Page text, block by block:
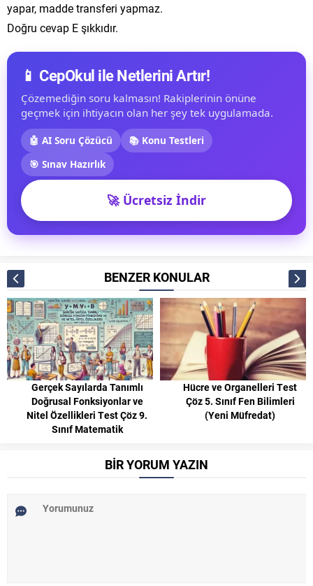
yapar, madde transferi yapmaz.
Doğru cevap E şıkkıdır.
📱 CepOkul ile Netlerini Artır!
Çözemediğin soru kalmasın! Rakiplerinin önüne
geçmek için ihtiyacın olan her şey tek uygulamada.
🤖 AI Soru Çözücü
📚 Konu Testleri
🎯 Sınav Hazırlık
🚀 Ücretsiz İndir
BENZER KONULAR
Gerçek Sayılarda Tanımlı
Doğrusal Fonksiyonlar ve
Nitel Özellikleri Test Çöz 9.
Sınıf Matematik
Hücre ve Organelleri Test
Çöz 5. Sınıf Fen Bilimleri
(Yeni Müfredat)
BİR YORUM YAZIN